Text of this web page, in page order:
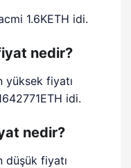
1.6KETH idi.
nedir?
yüksek fiyatı
idi.
nedir?
düşük fiyatı